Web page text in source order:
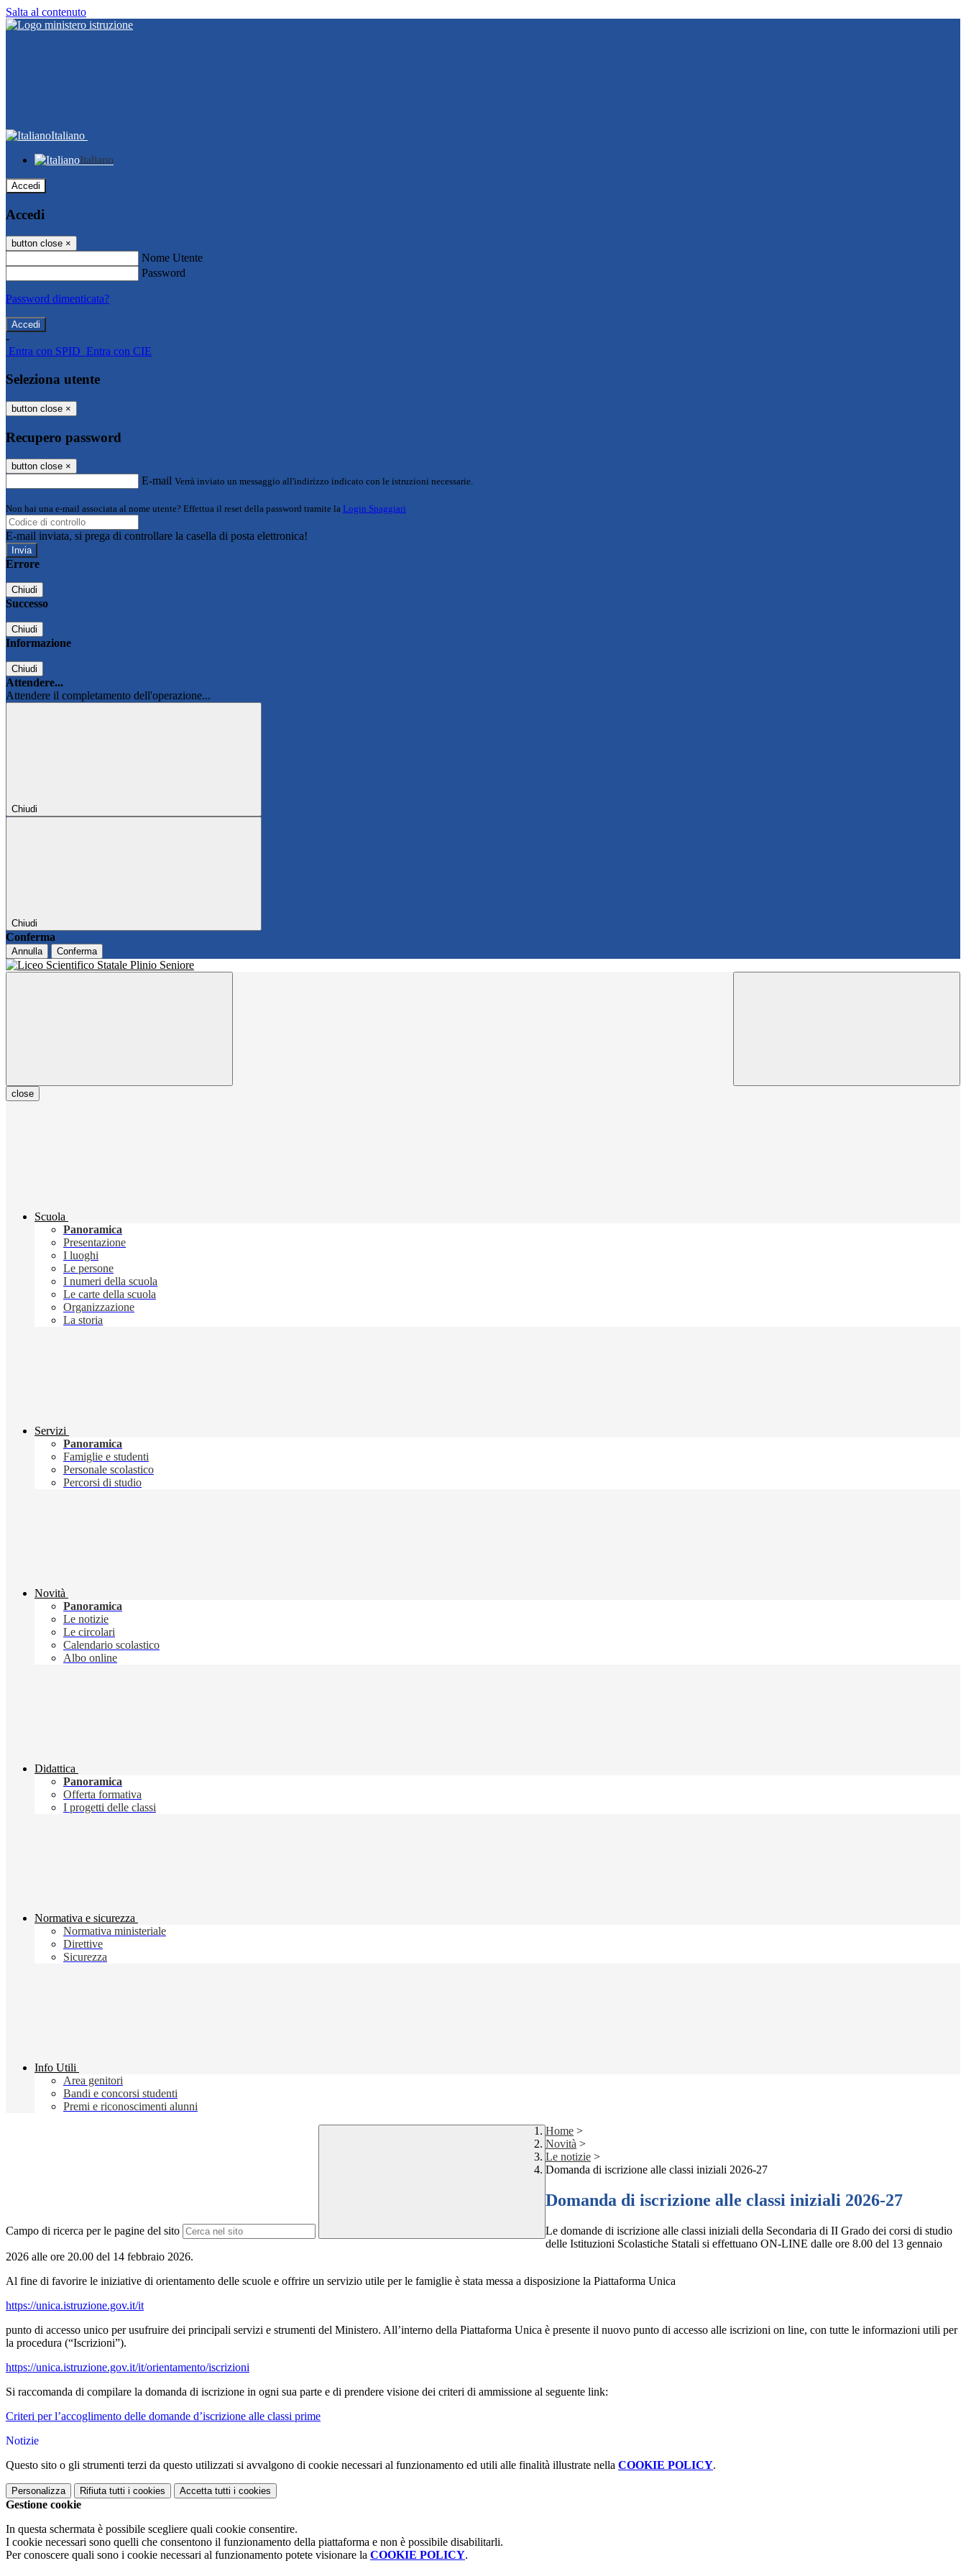
Salta al contenuto
Italiano
Italiano
Accedi
Accedi
button close ×
Nome Utente
Password
Password dimenticata?
-
Entra con SPID Entra con CIE
Seleziona utente
button close ×
Recupero password
button close ×
E-mail Verrà inviato un messaggio all'indirizzo indicato con le istruzioni necessarie.
Non hai una e-mail associata al nome utente? Effettua il reset della password tramite la Login Spaggiari
E-mail inviata, si prega di controllare la casella di posta elettronica!
Errore
Chiudi
Successo
Chiudi
Informazione
Chiudi
Attendere...
Attendere il completamento dell'operazione...
Chiudi
Chiudi
Conferma
Annulla Conferma
close
Scuola
Panoramica
Presentazione
I luoghi
Le persone
I numeri della scuola
Le carte della scuola
Organizzazione
La storia
Servizi
Panoramica
Famiglie e studenti
Personale scolastico
Percorsi di studio
Novità
Panoramica
Le notizie
Le circolari
Calendario scolastico
Albo online
Didattica
Panoramica
Offerta formativa
I progetti delle classi
Normativa e sicurezza
Normativa ministeriale
Direttive
Sicurezza
Info Utili
Area genitori
Bandi e concorsi studenti
Premi e riconoscimenti alunni
Campo di ricerca per le pagine del sito
Home >
Novità >
Le notizie >
Domanda di iscrizione alle classi iniziali 2026-27
Domanda di iscrizione alle classi iniziali 2026-27
Le domande di iscrizione alle classi iniziali della Secondaria di II Grado dei corsi di studio
delle Istituzioni Scolastiche Statali si effettuano ON-LINE dalle ore 8.00 del 13 gennaio
2026 alle ore 20.00 del 14 febbraio 2026.
Al fine di favorire le iniziative di orientamento delle scuole e offrire un servizio utile per le famiglie è stata messa a disposizione la Piattaforma Unica
https://unica.istruzione.gov.it/it
punto di accesso unico per usufruire dei principali servizi e strumenti del Ministero. All’interno della Piattaforma Unica è presente il nuovo punto di accesso alle iscrizioni on line, con tutte le informazioni utili per
la procedura (“Iscrizioni”).
https://unica.istruzione.gov.it/it/orientamento/iscrizioni
Si raccomanda di compilare la domanda di iscrizione in ogni sua parte e di prendere visione dei criteri di ammissione al seguente link:
Criteri per l’accoglimento delle domande d’iscrizione alle classi prime
Notizie
Questo sito o gli strumenti terzi da questo utilizzati si avvalgono di cookie necessari al funzionamento ed utili alle finalità illustrate nella COOKIE POLICY.
Personalizza Rifiuta tutti i cookies Accetta tutti i cookies
Gestione cookie
In questa schermata è possibile scegliere quali cookie consentire.
I cookie necessari sono quelli che consentono il funzionamento della piattaforma e non è possibile disabilitarli.
Per conoscere quali sono i cookie necessari al funzionamento potete visionare la COOKIE POLICY.